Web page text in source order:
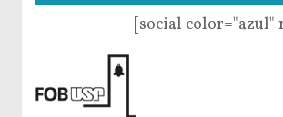
[social color="azul"